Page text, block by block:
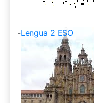
-Lengua 2 ESO